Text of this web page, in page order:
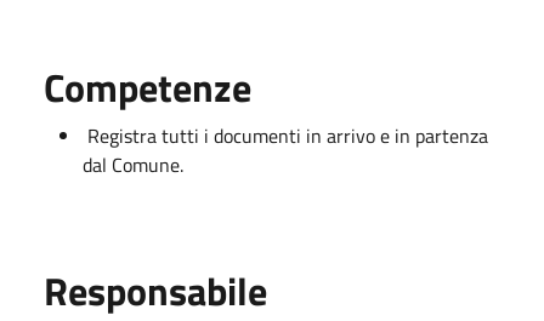
Competenze
Registra tutti i documenti in arrivo e in partenza
dal Comune.
Responsabile